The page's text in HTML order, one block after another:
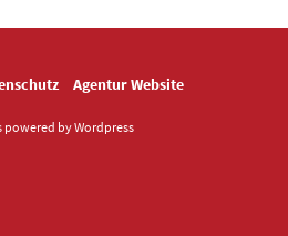
Agentur Website
powered by Wordpress